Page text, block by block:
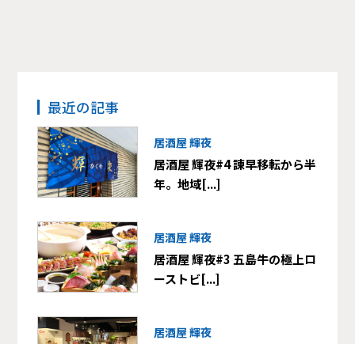
最近の記事
居酒屋 輝夜
居酒屋 輝夜#4 諫早移転から半
年。地域[...]
居酒屋 輝夜
居酒屋 輝夜#3 五島牛の極上ロ
ーストビ[...]
居酒屋 輝夜